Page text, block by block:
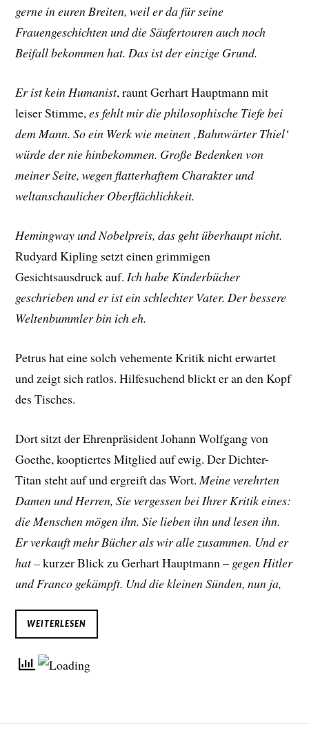
gerne in euren Breiten, weil er da für seine
Frauengeschichten und die Säufertouren auch noch
Beifall bekommen hat. Das ist der einzige Grund.
Er ist kein Humanist, rauntGerhart Hauptmannmit
leiser Stimme,es fehlt mir die philosophische Tiefe bei
dem Mann. So ein Werk wie meinen ‚Bahnwärter Thiel‘
würde der nie hinbekommen. Große Bedenken von
meiner Seite, wegen flatterhaftem Charakter und
weltanschaulicher Oberflächlichkeit.
Hemingway und Nobelpreis, das geht überhaupt nicht.
Rudyard Kipling setzt einen grimmigen
Gesichtsausdruck auf.Ich habe Kinderbücher
geschrieben und er ist ein schlechter Vater. Der bessere
Weltenbummler bin ich eh.
Petrus hat eine solch vehemente Kritik nicht erwartet
und zeigt sich ratlos. Hilfesuchend blickt er an den Kopf
des Tisches.
Dort sitzt der Ehrenpräsident Johann Wolfgang von
Goethe, kooptiertes Mitglied auf ewig. Der Dichter-
Titan steht auf und ergreift das Wort. Meine verehrten
Damen und Herren, Sie vergessen bei Ihrer Kritik eines:
die Menschen mögen ihn. Sie lieben ihn und lesen ihn.
Er verkauft mehr Bücher als wir alle zusammen. Und er
hat –kurzer Blick zu Gerhart Hauptmann – gegen Hitler
und Franco gekämpft. Und die kleinen Sünden, nun ja,
WEITERLESEN